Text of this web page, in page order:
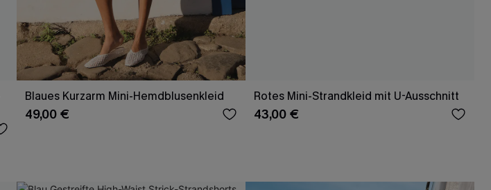
Blaues Kurzarm Mini-Hemdblusenkleid
49,00 €
Rotes Mini-Strandkleid mit U-Ausschnitt
43,00 €